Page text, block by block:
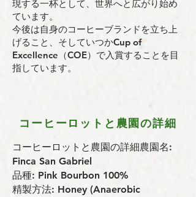
現する一杯として、世界へと広がり始め
ています。
今後は自身のコーヒーブランドを立ち上
げること、そしていつかCup of
Excellence（COE）で入賞することを目
指しています。
コーヒーロットと農園の詳細
コーヒーロットと農園の詳細農園名:
Finca San Gabriel
品種: Pink Bourbon 100%
精製方法: Honey (Anaerobic